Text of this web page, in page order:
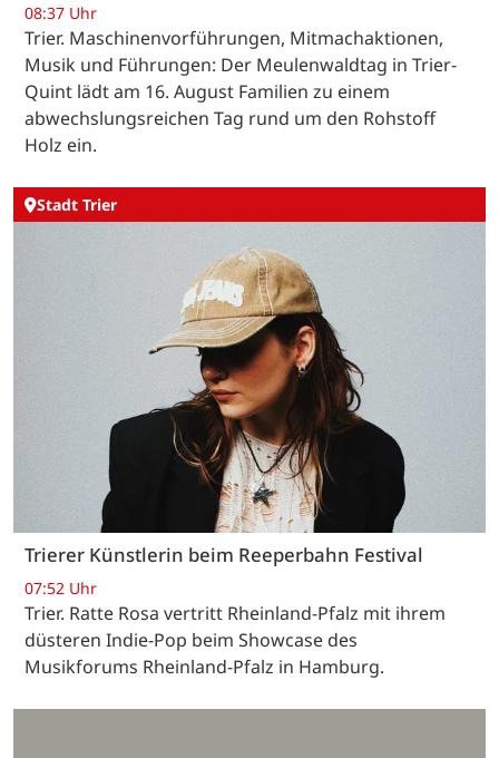
08:37 Uhr
Trier. Maschinenvorführungen, Mitmachaktionen,
Musik und Führungen: Der Meulenwaldtag in Trier-
Quint lädt am 16. August Familien zu einem
abwechslungsreichen Tag rund um den Rohstoff
Holz ein.
Stadt Trier
Trierer Künstlerin beim Reeperbahn Festival
07:52 Uhr
Trier. Ratte Rosa vertritt Rheinland-Pfalz mit ihrem
düsteren Indie-Pop beim Showcase des
Musikforums Rheinland-Pfalz in Hamburg.